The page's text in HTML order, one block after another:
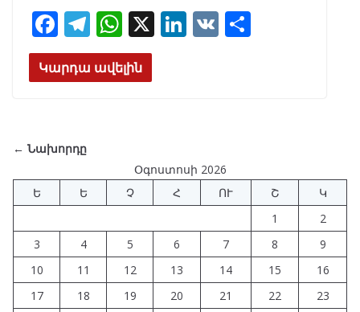
F
ac
e
o
k
T
el
e
W
h
at
p
X Li V
Կարդա ավելին
← Նախորդը
Օգոստոսի 2026
Ե
Ե Չ Հ ՈՒ Շ
Կ
1
2
3
4 5 6 7 8
9
10
11 12 13 14 15
16
17
18 19 20 21 22
23